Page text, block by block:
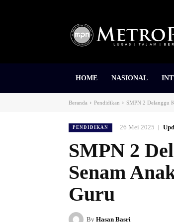
HOME NASIONAL
Beranda Pendidikan SMPN 2 Delanggu
PENDIDIKAN 26 Mei 2025
SMPN 2
Senam
Guru
By Hasan Basri